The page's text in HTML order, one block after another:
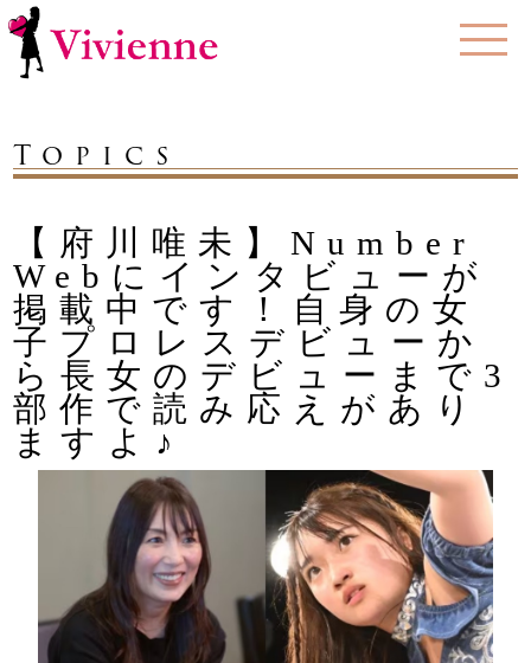
Topics
【府川唯未】Number
Webにインタビューが
掲載中です！自身の女
子プロレスデビューか
ら長女のデビューまで3
部作で読み応えがあり
ますよ♪